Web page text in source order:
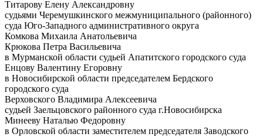
Титарову Елену Александровну
судьями Черемушкинского межмуниципального (районного)
суда Юго-Западного административного округа
Комкова Михаила Анатольевича
Крюкова Петра Васильевича
в Мурманской области судьей Апатитского городского суда
Енцову Валентину Егоровну
в Новосибирской области председателем Бердского
городского суда
Верховского Владимира Алексеевича
судьей Заельцовского районного суда г.Новосибирска
Минееву Наталью Федоровну
в Орловской области заместителем председателя Заводского